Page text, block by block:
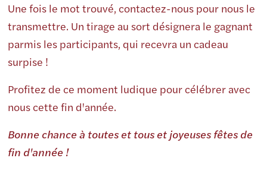
Une fois le mot trouvé, contactez-nous pour nous le
transmettre. Un tirage au sort désignera le gagnant
parmis les participants, qui recevra un cadeau
surpise !
Profitez de ce moment ludique pour célébrer avec
nous cette fin d'année.
Bonne chance à toutes et tous et joyeuses fêtes de
fin d'année !